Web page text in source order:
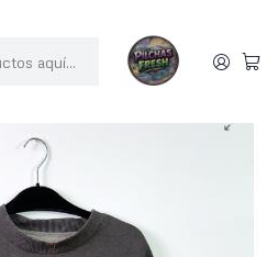
Champions crewneck vintage